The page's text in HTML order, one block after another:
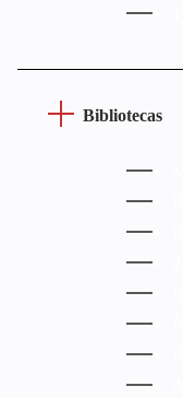
Bibliotecas